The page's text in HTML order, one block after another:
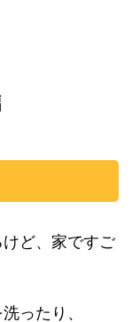
ど、家ですご
ったり、